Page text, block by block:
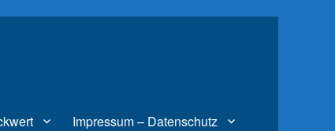
Impressum – Datenschutz